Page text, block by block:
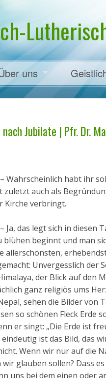
uns
Dr. Martens
Jubilate | Pfr. Dr.
Wahrscheinlich habt ihr
auch als
Kirche verbringt.
Ja, das legt sich in
beginnt und man
allerschönsten,
Unvergesslich der
der Blick auf den
ganz religiös ums
sehen die Bilder von
so schönen Fleck
er singt: „Die Erde ist
eindeutig ist das Bild,
Wenn wir nur auf die
glauben sollen? Dass
uns bei dem einen oder